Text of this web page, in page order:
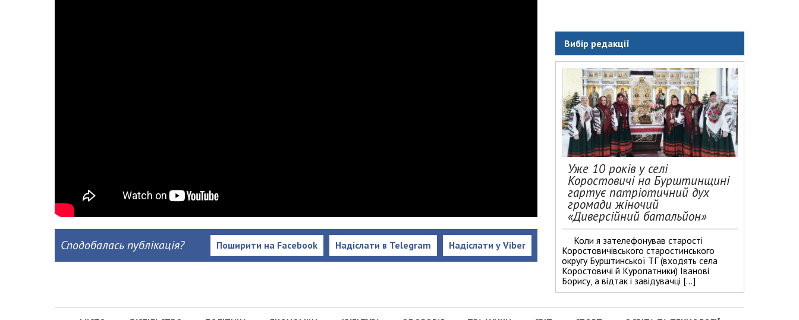
Сподобалась публікація? Надіслати у Viber
Надіслати в Telegram
Поширити на Facebook
Вибір редакції
Уже 10 років у селі
Коростовичі на Бурштинщині
гартує патріотичний дух
громади жіночий
«Диверсійний батальйон»
Коли я зателефонував старості
Коростовичівського старостинського
округу Бурштинської ТГ (входять села
Коростовичі й Куропатники) Іванові
Борису, а відтак і завідувачці […]